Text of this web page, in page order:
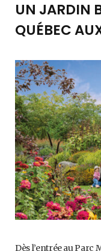
UN JARDIN
QUÉBEC
Dès l’entrée au Parc